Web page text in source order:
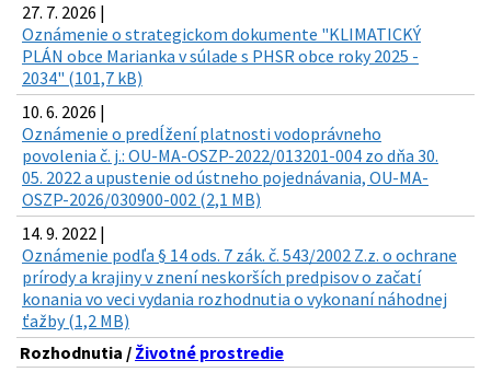
27. 7. 2026 |
Oznámenie o strategickom dokumente "KLIMATICKÝ
PLÁN obce Marianka v súlade s PHSR obce roky 2025 -
2034" (101,7 kB)
10. 6. 2026 |
Oznámenie o predĺžení platnosti vodoprávneho
povolenia č. j.: OU-MA-OSZP-2022/013201-004 zo dňa 30.
05. 2022 a upustenie od ústneho pojednávania, OU-MA-
OSZP-2026/030900-002 (2,1 MB)
14. 9. 2022 |
Oznámenie podľa § 14 ods. 7 zák. č. 543/2002 Z.z. o ochrane
prírody a krajiny v znení neskorších predpisov o začatí
konania vo veci vydania rozhodnutia o vykonaní náhodnej
ťažby (1,2 MB)
Rozhodnutia / Životné prostredie